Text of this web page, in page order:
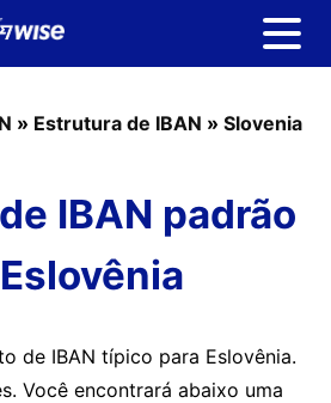
» Estrutura de IBAN » Slovenia
IBAN padrão
de IBAN típico para Eslovênia.
Você encontrará abaixo uma